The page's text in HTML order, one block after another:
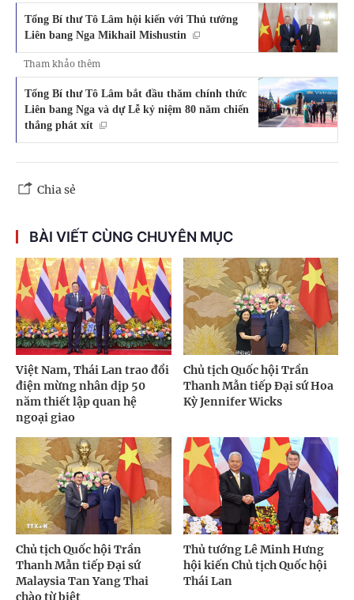
Tổng Bí thư Tô Lâm hội kiến với Thủ tướng
Liên bang Nga Mikhail Mishustin
Tham khảo thêm
Tổng Bí thư Tô Lâm bắt đầu thăm chính thức
Liên bang Nga và dự Lễ kỷ niệm 80 năm chiến
thắng phát xít
Chia sẻ
BÀI VIẾT CÙNG CHUYÊN MỤC
Việt Nam, Thái Lan trao đổi
điện mừng nhân dịp 50
năm thiết lập quan hệ
ngoại giao
Chủ tịch Quốc hội Trần
Thanh Mẫn tiếp Đại sứ Hoa
Kỳ Jennifer Wicks
Chủ tịch Quốc hội Trần
Thanh Mẫn tiếp Đại sứ
Malaysia Tan Yang Thai
chào từ biệt
Thủ tướng Lê Minh Hưng
hội kiến Chủ tịch Quốc hội
Thái Lan